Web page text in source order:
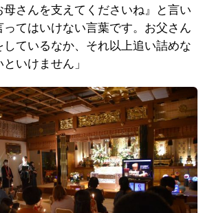
母さんを支えてくださいね』と言い
ってはいけない言葉です。お父さん
しているなか、それ以上追い詰めな
いけません」